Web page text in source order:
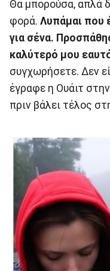
Θα μπορούσα, απλά
φορά. Λυπάμαι που
για σένα.
καλύτερό μου
συγχωρήσετε. Δεν
έγραφε η Ουάιτ
πριν βάλει τέλος